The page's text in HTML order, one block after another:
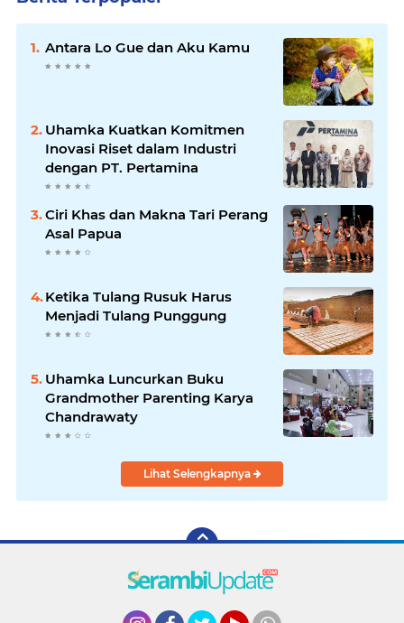
Antara Lo Gue dan Aku Kamu
Uhamka Kuatkan Komitmen
Inovasi Riset dalam Industri
dengan PT. Pertamina
Ciri Khas dan Makna Tari Perang
Asal Papua
Ketika Tulang Rusuk Harus
Menjadi Tulang Punggung
Uhamka Luncurkan Buku
Grandmother Parenting Karya
Chandrawaty
Lihat Selengkapnya